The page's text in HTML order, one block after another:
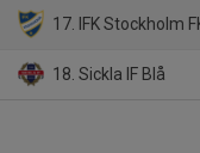
17. IFK Stockholm
18. Sickla IF Blå